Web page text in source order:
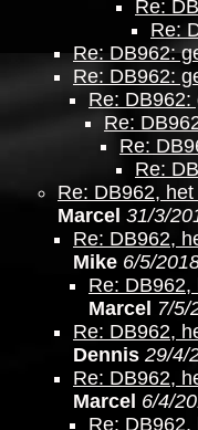
Re:
Re:
Re: DB962:
Re: DB962:
Re: DB962:
Re:
Re:
Re:
Re: DB962,
Marcel 31/3/
Re: DB962,
Mike 6/5/
Re:
Marcel 7/5/
Re: DB962,
Dennis 29/4/
Re: DB962,
Marcel 6/4/
Re: